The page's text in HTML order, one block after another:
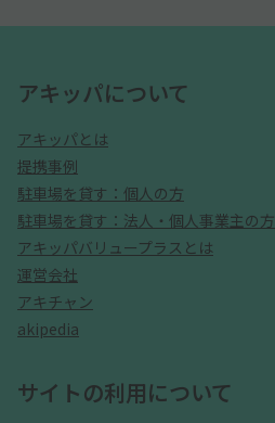
アキッパについて
アキッパとは
提携事例
駐車場を貸す：個人の方
駐車場を貸す：法人・個人事業主の方
アキッパバリュープラスとは
運営会社
アキチャン
akipedia
サイトの利用について